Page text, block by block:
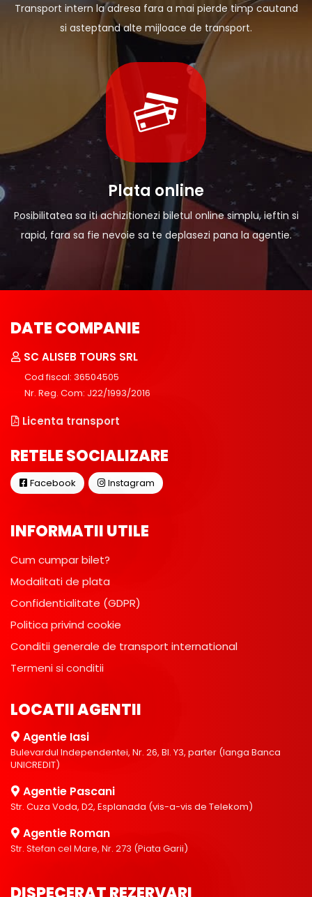
Transport intern la adresa fara a mai pierde timp cautand
si asteptand alte mijloace de transport.
Plata online
Posibilitatea sa iti achizitionezi biletul online simplu, ieftin si
rapid, fara sa fie nevoie sa te deplasezi pana la agentie.
DATE COMPANIE
SC ALISEB TOURS SRL
Cod fiscal: 36504505
Nr. Reg. Com: J22/1993/2016
Licenta transport
RETELE SOCIALIZARE
Facebook Instagram
INFORMATII UTILE
Cum cumpar bilet?
Modalitati de plata
Confidentialitate (GDPR)
Politica privind cookie
Conditii generale de transport international
Termeni si conditii
LOCATII AGENTII
Agentie Iasi
Bulevardul Independentei, Nr. 26, Bl. Y3, parter (langa Banca
UNICREDIT)
Agentie Pascani
Str. Cuza Voda, D2, Esplanada (vis-a-vis de Telekom)
Agentie Roman
Str. Stefan cel Mare, Nr. 273 (Piata Garii)